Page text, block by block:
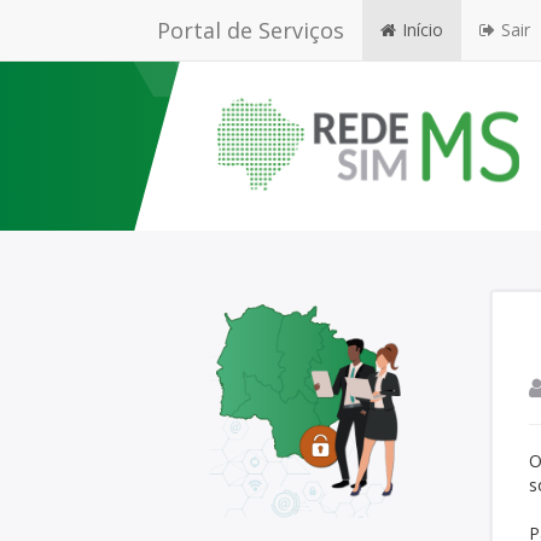
Portal de Serviços Início Sair